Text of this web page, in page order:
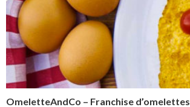
OmeletteAndCo – Franchise d’omelettes